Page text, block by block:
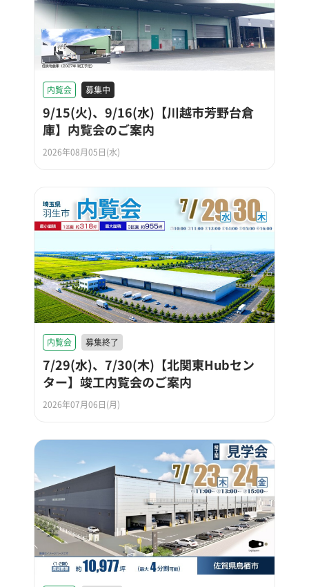
内覧会 募集中
9/15(火)、9/16(水)【川越市芳野台倉
庫】内覧会のご案内
2026年08月05日(水)
内覧会 募集終了
7/29(水)、7/30(木)【北関東Hubセン
ター】竣工内覧会のご案内
2026年07月06日(月)